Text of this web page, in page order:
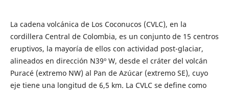
La cadena volcánica de Los Coconucos (CVLC), en la
cordillera Central de Colombia, es un conjunto de 15 centros
eruptivos, la mayoría de ellos con actividad post-glaciar,
alineados en dirección N39º W, desde el cráter del volcán
Puracé (extremo NW) al Pan de Azúcar (extremo SE), cuyo
eje tiene una longitud de 6,5 km. La CVLC se define como